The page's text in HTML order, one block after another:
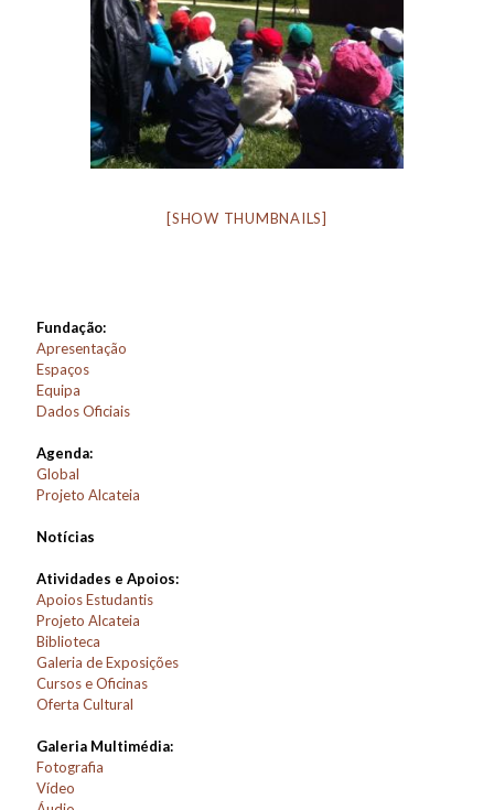
[SHOW THUMBNAILS]
Fundação:
Apresentação
Espaços
Equipa
Dados Oficiais
Agenda:
Global
Projeto Alcateia
Notícias
Atividades e Apoios:
Apoios Estudantis
Projeto Alcateia
Biblioteca
Galeria de Exposições
Cursos e Oficinas
Oferta Cultural
Galeria Multimédia:
Fotografia
Vídeo